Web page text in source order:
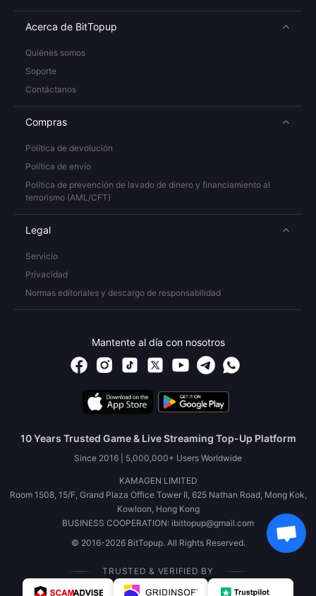
Acerca de BitTopup
Quiénes somos
Soporte
Contáctanos
Compras
Política de devolución
Política de envío
Política de prevención de lavado de dinero y financiamiento al
terrorismo (AML/CFT)
Legal
Servicio
Privacidad
Normas editoriales y descargo de responsabilidad
Mantente al día con nosotros
10 Years Trusted Game & Live Streaming Top-Up Platform
Since 2016 | 5,000,000+ Users Worldwide
KAMAGEN LIMITED
Room 1508, 15/F, Grand Plaza Office Tower II, 625 Nathan Road, Mong Kok,
Kowloon, Hong Kong
BUSINESS COOPERATION: ibittopup@gmail.com
© 2016-2026 BitTopup. All Rights Reserved.
TRUSTED & VERIFIED BY